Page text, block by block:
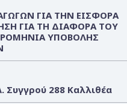
ΓΙΑ ΤΗΝ ΕΙΣΦΟΡΑ
ΓΙΑ ΤΗ ΔΙΑΦΟΡΑ ΤΟΥ
ΥΠΟΒΟΛΗΣ
Συγγρού 288 Καλλιθέα